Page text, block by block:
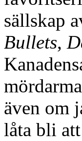
sällskap
Bullets,
även om
låta bli